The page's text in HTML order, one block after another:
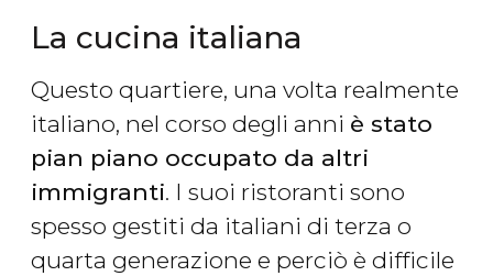
La cucina italiana
Questo quartiere, una volta realmente
italiano, nel corso degli anni è stato
pian piano occupato da altri
immigranti. I suoi ristoranti sono
spesso gestiti da italiani di terza o
quarta generazione e perciò è difficile